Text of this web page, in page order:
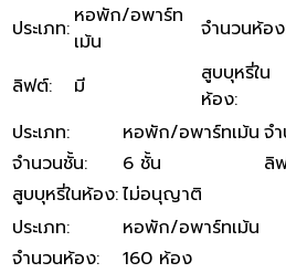
ประเภท: หอพัก/อพาร์ท
เม้น
จำนวนห้อง
ลิฟต์: มี
สูบบุหรี่ใน
ห้อง:
ประเภท: หอพัก/อพาร์ทเม้น จ
จำนวนชั้น: 6 ชั้น ลิ
สูบบุหรี่ในห้อง:ไม่อนุญาติ
ประเภท:
หอพัก/อพาร์ทเม้น
จำนวนห้อง:
160 ห้อง